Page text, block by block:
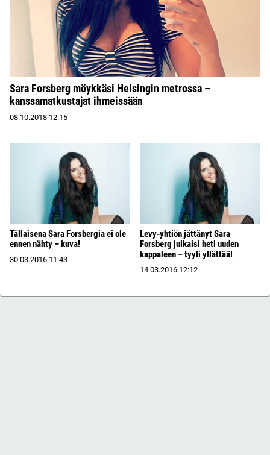
Sara Forsberg möykkäsi Helsingin metrossa –
kanssamatkustajat ihmeissään
08.10.2018 12:15
Tällaisena Sara Forsbergia ei ole
ennen nähty – kuva!
30.03.2016 11:43
Levy-yhtiön jättänyt Sara
Forsberg julkaisi heti uuden
kappaleen – tyyli yllättää!
14.03.2016 12:12